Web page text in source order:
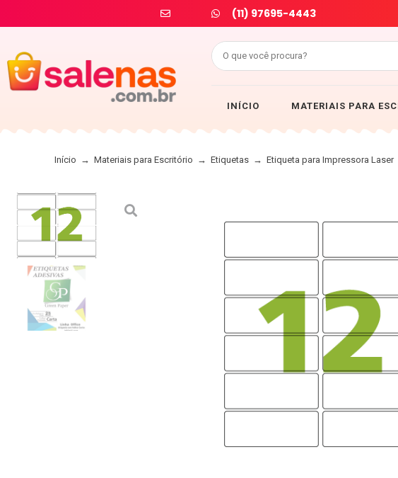
(11) 97695-4443
INÍCIO MATERIAIS PARA
Início → Materiais para Escritório → Etiquetas → Etiqueta para Impressora Laser